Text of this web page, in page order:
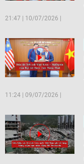
21:47 | 10/07/2026
11:24 | 09/07/2026